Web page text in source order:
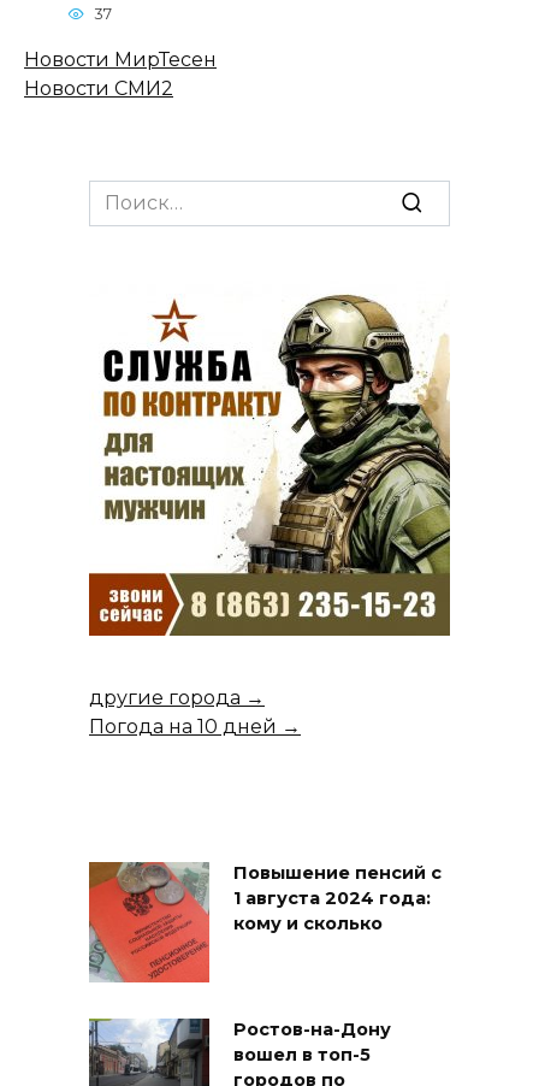
37
Новости МирТесен
Новости СМИ2
Search
for:
другие города →
Погода на 10 дней →
Повышение пенсий с
1 августа 2024 года:
кому и сколько
Ростов-на-Дону
вошел в топ-5
городов по